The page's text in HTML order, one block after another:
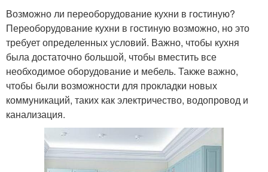
Возможно ли переоборудование кухни в гостиную?
Переоборудование кухни в гостиную возможно, но это
требует определенных условий. Важно, чтобы кухня
была достаточно большой, чтобы вместить все
необходимое оборудование и мебель. Также важно,
чтобы были возможности для прокладки новых
коммуникаций, таких как электричество, водопровод и
канализация.